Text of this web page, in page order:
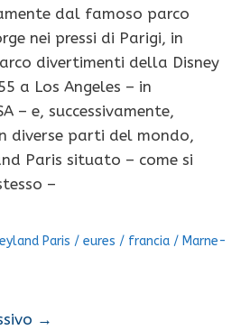
dal famoso parco
nei pressi di Parigi, in
divertimenti della Disney
a Los Angeles – in
– e, successivamente,
diverse parti del mondo,
Paris situato – come si
–
Paris / eures / francia / Marne-
→